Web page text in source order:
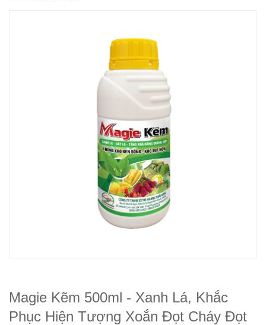
Magie Kẽm 500ml - Xanh Lá, Khắc
Phục Hiện Tượng Xoắn Đọt Cháy Đọt